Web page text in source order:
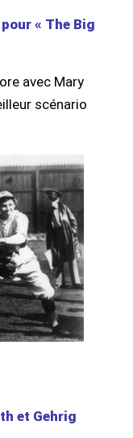
« The Big
avec Mary
scénario
et Gehrig